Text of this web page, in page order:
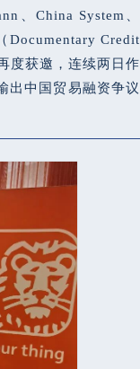
、China System、
Documentary Credit
度获邀，连续两日作
出中国贸易融资争议